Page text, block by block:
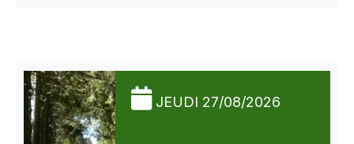
JEUDI 27/08/2026